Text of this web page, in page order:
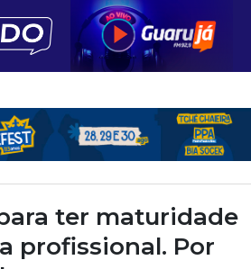
ter maturidade
profissional. Por